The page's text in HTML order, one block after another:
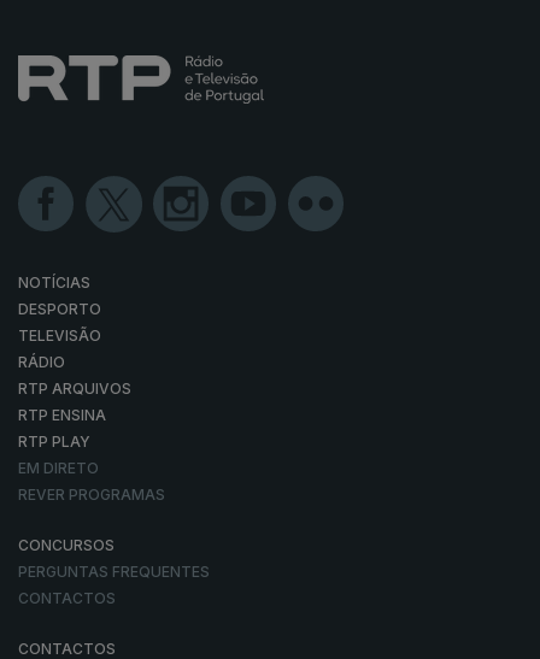
NOTÍCIAS
DESPORTO
TELEVISÃO
RÁDIO
RTP ARQUIVOS
RTP ENSINA
RTP PLAY
EM DIRETO
REVER PROGRAMAS
CONCURSOS
PERGUNTAS FREQUENTES
CONTACTOS
CONTACTOS